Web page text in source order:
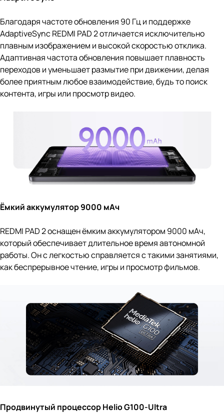
Благодаря частоте обновления 90 Гц и поддержке
AdaptiveSync REDMI PAD 2 отличается исключительно
плавным изображением и высокой скоростью отклика.
Адаптивная частота обновления повышает плавность
переходов и уменьшает размытие при движении, делая
более приятным любое взаимодействие, будь то поиск
контента, игры или просмотр видео.
Ёмкий аккумулятор 9000 мАч
REDMI PAD 2 оснащен ёмким аккумулятором 9000 мАч,
который обеспечивает длительное время автономной
работы. Он с легкостью справляется с такими занятиями,
как беспрерывное чтение, игры и просмотр фильмов.
Продвинутый процессор Helio G100-Ultra